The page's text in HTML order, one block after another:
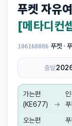
푸켓 자유
[메타디컨
106168086·푸켓 ·
출발
가는편
(KE677)
→
오는편